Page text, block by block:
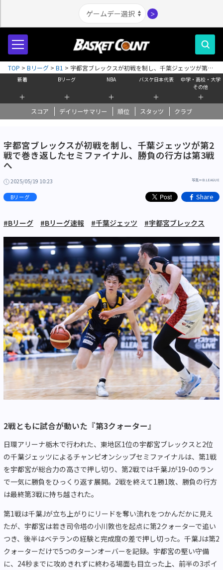
＞
新着
＋
Bリーグ
＋
NBA
＋
バスケ日本代表
＋
中学・高校・大学
その他
＋
スコア デイリーサマリー 順位 スタッツ クラブ
TOP > Bリーグ > B1 > 宇都宮ブレックスが初戦を制し、千葉ジェッツが第2
戦で巻き返したセミファイナル、勝負の行方は第3戦へ
宇都宮ブレックスが初戦を制し、千葉ジェッツが第2
戦で巻き返したセミファイナル、勝負の行方は第3戦
へ
2025/05/19 10:23 写真＝B.LEAGUE
Bリーグ Share
#Bリーグ #Bリーグ速報 #千葉ジェッツ #宇都宮ブレックス
2戦ともに試合が動いた『第3クォーター』
日環アリーナ栃木で行われた、東地区1位の宇都宮ブレックスと2位
の千葉ジェッツによるチャンピオンシップセミファイナルは、第1戦
を宇都宮が総合力の高さで押し切り、第2戦では千葉Jが19-0のラン
で一気に勝負をひっくり返す展開。2戦を終えて1勝1敗、勝負の行方
は最終第3戦に持ち越された。
第1戦は千葉Jが立ち上がりにリードを奪い流れをつかんだかに見え
たが、宇都宮は若き司令塔の小川敦也を起点に第2クォーターで追い
つき、後半はベテランの経験と完成度の差で押し切った。千葉Jは第2
クォーターだけで5つのターンオーバーを記録。宇都宮の堅い守備
に、24秒までに攻めきれずに終わる場面も目立った上、前半の3ポイ